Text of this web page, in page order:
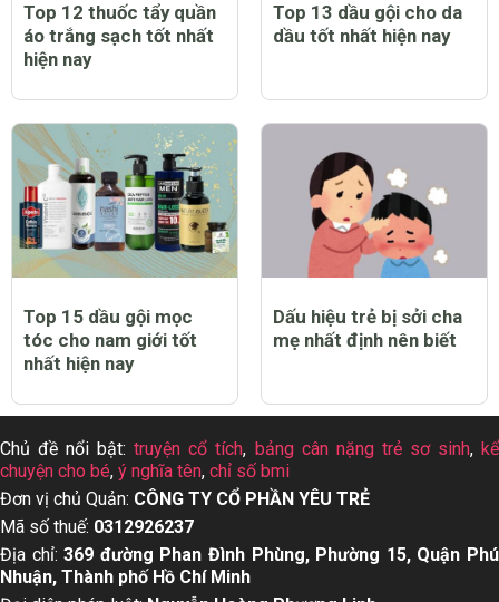
Top 12 thuốc tẩy quần
áo trắng sạch tốt nhất
hiện nay
Top 13 dầu gội cho da
dầu tốt nhất hiện nay
Top 15 dầu gội mọc
tóc cho nam giới tốt
nhất hiện nay
Dấu hiệu trẻ bị sởi cha
mẹ nhất định nên biết
Chủ đề nổi bật:truyện cổ tích, bảng cân nặng trẻ sơ sinh,kể
chuyện cho bé, ý nghĩa tên, chỉ số bmi
Đơn vị chủ Quản: CÔNG TY CỔ PHẦN YÊU TRẺ
Mã số thuế: 0312926237
Địa chỉ:369 đường Phan Đình Phùng, Phường 15, Quận Phú
Nhuận, Thành phố Hồ Chí Minh